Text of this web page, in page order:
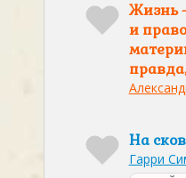
Жизнь -
и
На
Гарри